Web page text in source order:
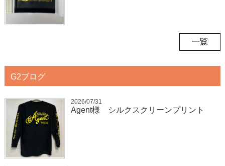
一覧
G2ブログ
2026/07/31
Agent様 シルクスクリーンプリント